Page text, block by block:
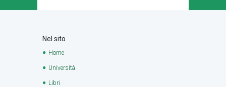
Nel sito
Home
Università
Libri